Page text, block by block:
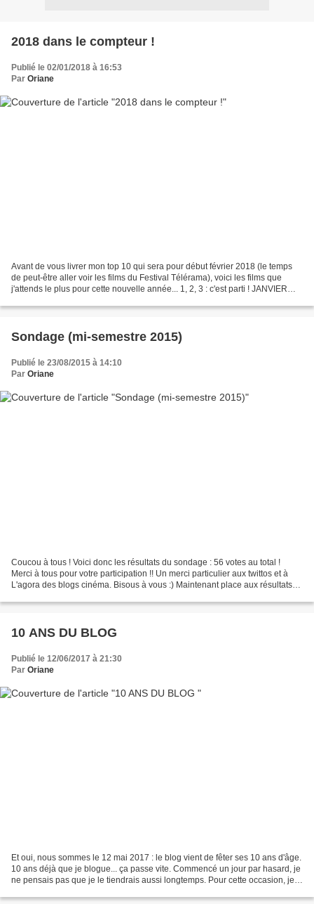
2018 dans le compteur !
Publié le 02/01/2018 à 16:53
Par Oriane
Avant de vous livrer mon top 10 qui sera pour début février 2018 (le temps
de peut-être aller voir les films du Festival Télérama), voici les films que
j'attends le plus pour cette nouvelle année... 1, 2, 3 : c'est parti ! JANVIER
Sondage (mi-semestre 2015)
Publié le 23/08/2015 à 14:10
Par Oriane
Coucou à tous ! Voici donc les résultats du sondage : 56 votes au total !
Merci à tous pour votre participation !! Un merci particulier aux twittos et à
L'agora des blogs cinéma. Bisous à vous :) Maintenant place aux résultats
10 ANS DU BLOG
Publié le 12/06/2017 à 21:30
Par Oriane
Et oui, nous sommes le 12 mai 2017 : le blog vient de fêter ses 10 ans d'âge.
10 ans déjà que je blogue... ça passe vite. Commencé un jour par hasard, je
ne pensais pas que je le tiendrais aussi longtemps. Pour cette occasion, je